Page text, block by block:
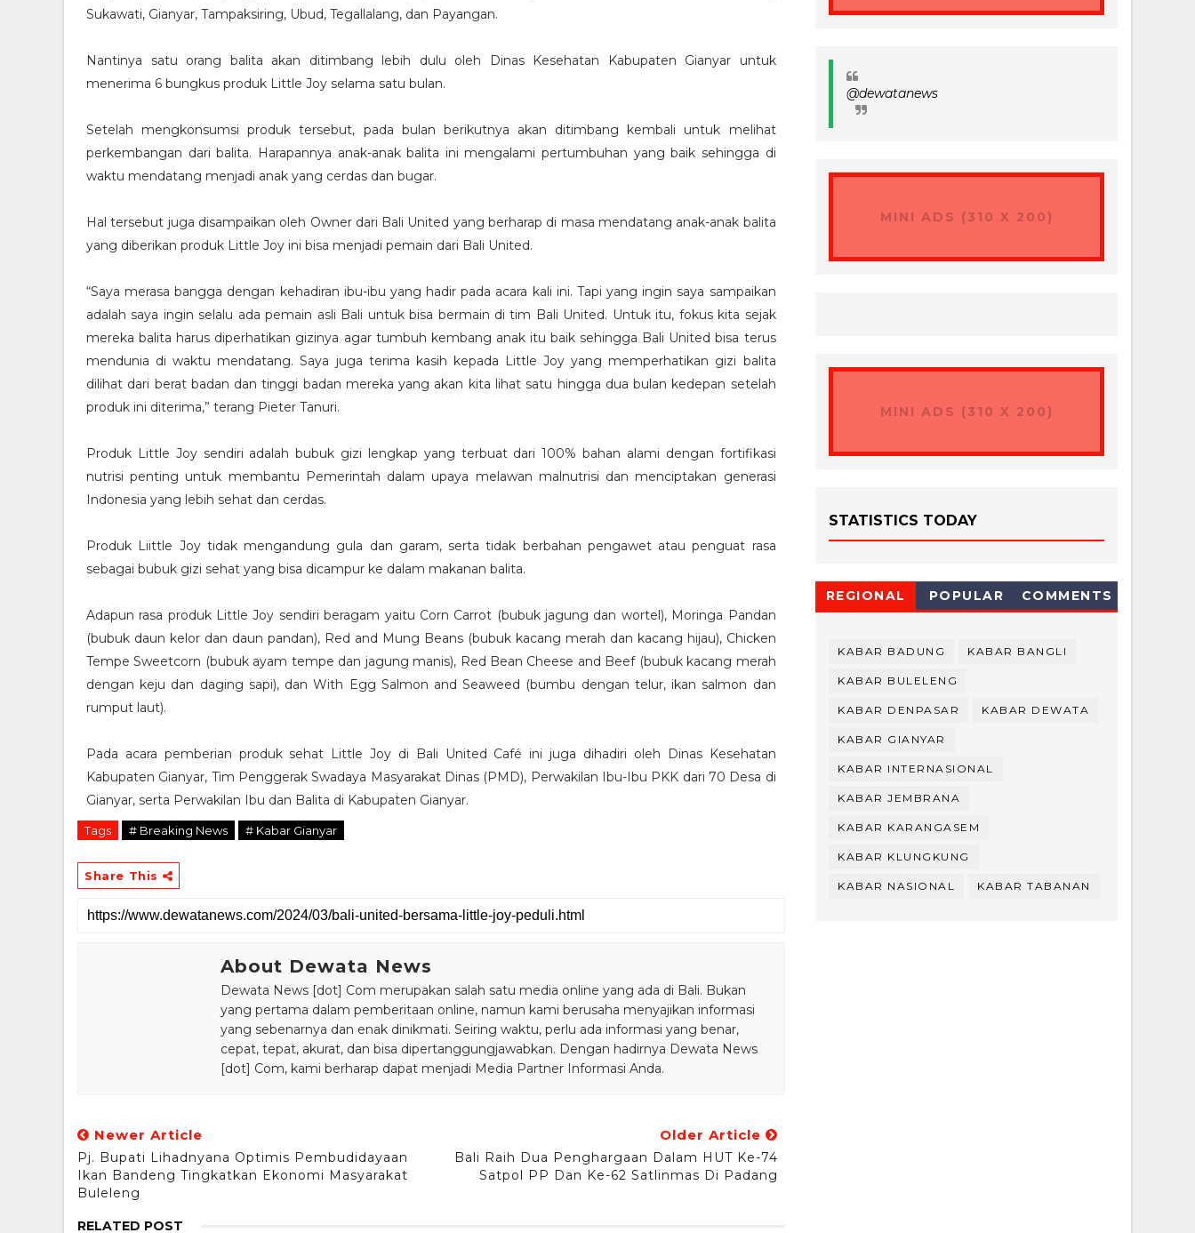
Sukawati, Gianyar, Tampaksiring, Ubud, Tegallalang, dan Payangan.
Nantinya satu orang balita akan ditimbang lebih dulu oleh Dinas Kesehatan Kabupaten Gianyar untuk
menerima 6 bungkus produk Little Joy selama satu bulan.
Setelah mengkonsumsi produk tersebut, pada bulan berikutnya akan ditimbang kembali untuk melihat
perkembangan dari balita. Harapannya anak-anak balita ini mengalami pertumbuhan yang baik sehingga di
waktu mendatang menjadi anak yang cerdas dan bugar.
Hal tersebut juga disampaikan oleh Owner dari Bali United yang berharap di masa mendatang anak-anak balita
yang diberikan produk Little Joy ini bisa menjadi pemain dari Bali United.
“Saya merasa bangga dengan kehadiran ibu-ibu yang hadir pada acara kali ini. Tapi yang ingin saya sampaikan
adalah saya ingin selalu ada pemain asli Bali untuk bisa bermain di tim Bali United. Untuk itu, fokus kita sejak
mereka balita harus diperhatikan gizinya agar tumbuh kembang anak itu baik sehingga Bali United bisa terus
mendunia di waktu mendatang. Saya juga terima kasih kepada Little Joy yang memperhatikan gizi balita
dilihat dari berat badan dan tinggi badan mereka yang akan kita lihat satu hingga dua bulan kedepan setelah
produk ini diterima,” terang Pieter Tanuri.
Produk Little Joy sendiri adalah bubuk gizi lengkap yang terbuat dari 100% bahan alami dengan fortifikasi
nutrisi penting untuk membantu Pemerintah dalam upaya melawan malnutrisi dan menciptakan generasi
Indonesia yang lebih sehat dan cerdas.
Produk Liittle Joy tidak mengandung gula dan garam, serta tidak berbahan pengawet atau penguat rasa
sebagai bubuk gizi sehat yang bisa dicampur ke dalam makanan balita.
Adapun rasa produk Little Joy sendiri beragam yaitu Corn Carrot (bubuk jagung dan wortel), Moringa Pandan
(bubuk daun kelor dan daun pandan), Red and Mung Beans (bubuk kacang merah dan kacang hijau), Chicken
Tempe Sweetcorn (bubuk ayam tempe dan jagung manis), Red Bean Cheese and Beef (bubuk kacang merah
dengan keju dan daging sapi), dan With Egg Salmon and Seaweed (bumbu dengan telur, ikan salmon dan
rumput laut).
Pada acara pemberian produk sehat Little Joy di Bali United Café ini juga dihadiri oleh Dinas Kesehatan
Kabupaten Gianyar, Tim Penggerak Swadaya Masyarakat Dinas (PMD), Perwakilan Ibu-Ibu PKK dari 70 Desa di
Gianyar, serta Perwakilan Ibu dan Balita di Kabupaten Gianyar.
Tags # Breaking News # Kabar Gianyar
Share This
About Dewata News
Dewata News [dot] Com merupakan salah satu media online yang ada di Bali. Bukan
yang pertama dalam pemberitaan online, namun kami berusaha menyajikan informasi
yang sebenarnya dan enak dinikmati. Seiring waktu, perlu ada informasi yang benar,
cepat, tepat, akurat, dan bisa dipertanggungjawabkan. Dengan hadirnya Dewata News
[dot] Com, kami berharap dapat menjadi Media Partner Informasi Anda.
Newer Article
Pj. Bupati Lihadnyana Optimis Pembudidayaan
Ikan Bandeng Tingkatkan Ekonomi Masyarakat
Buleleng
Older Article
Bali Raih Dua Penghargaan Dalam HUT Ke-74
Satpol PP Dan Ke-62 Satlinmas Di Padang
RELATED POST
@dewatanews
MINI ADS (310 X 200)
MINI ADS (310 X 200)
STATISTICS TODAY
REGIONAL POPULAR COMMENTS
KABAR BADUNG KABAR BANGLI
KABAR BULELENG
KABAR DENPASAR KABAR DEWATA
KABAR GIANYAR
KABAR INTERNASIONAL
KABAR JEMBRANA
KABAR KARANGASEM
KABAR KLUNGKUNG
KABAR NASIONAL KABAR TABANAN